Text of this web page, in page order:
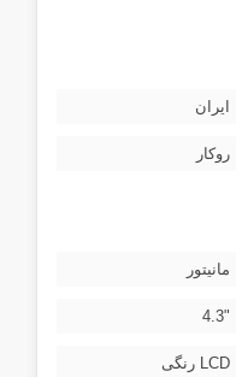
ایران
روکار
مانیتور
"4.3
LCD رنگی